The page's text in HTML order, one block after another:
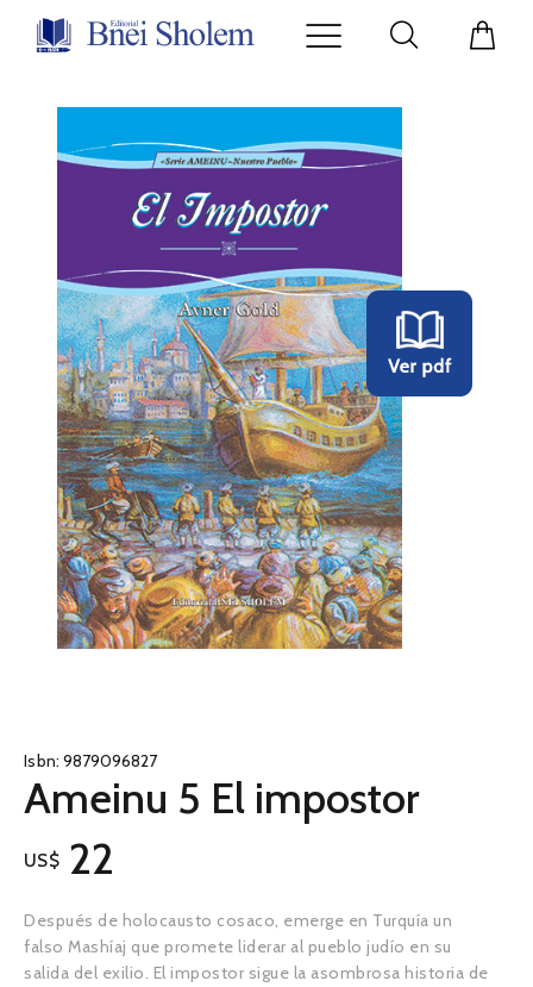
Isbn: 9879096827
Ameinu 5 El impostor
US$ 22
Después de holocausto cosaco, emerge en Turquía un
falso Mashíaj que promete liderar al pueblo judío en su
salida del exilio. El impostor sigue la asombrosa historia de